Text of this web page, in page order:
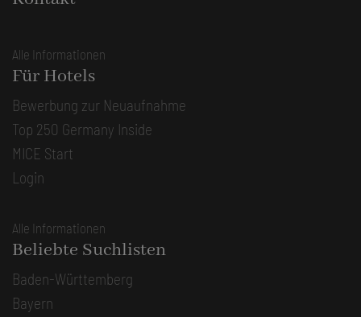
Alle Informationen
Für Hotels
Bewerbung zur Neuaufnahme
Top 250 Germany Inside
MICE Start
Login
Alle Informationen
Beliebte Suchlisten
Baden-Württemberg
Bayern